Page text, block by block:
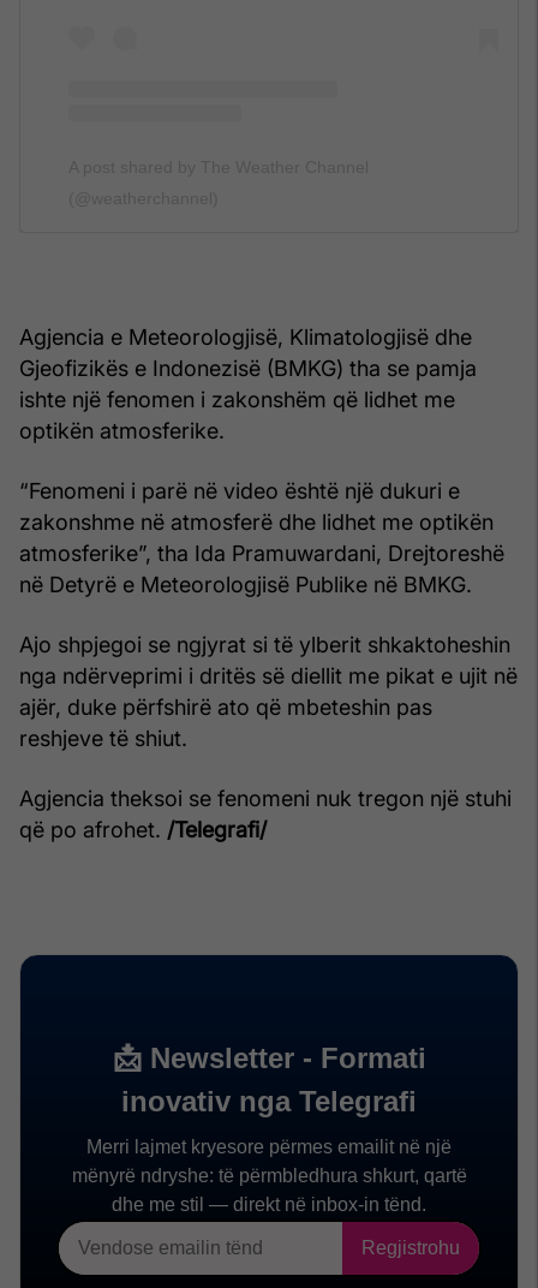
Agjencia e Meteorologjisë, Klimatologjisë dhe
Gjeofizikës e Indonezisë (BMKG) tha se pamja
ishte një fenomen i zakonshëm që lidhet me
optikën atmosferike.
“Fenomeni i parë në video është një dukuri e
zakonshme në atmosferë dhe lidhet me optikën
atmosferike”, tha Ida Pramuwardani, Drejtoreshë
në Detyrë e Meteorologjisë Publike në BMKG.
Ajo shpjegoi se ngjyrat si të ylberit shkaktoheshin
nga ndërveprimi i dritës së diellit me pikat e ujit në
ajër, duke përfshirë ato që mbeteshin pas
reshjeve të shiut.
Agjencia theksoi se fenomeni nuk tregon një stuhi
që po afrohet. /Telegrafi/